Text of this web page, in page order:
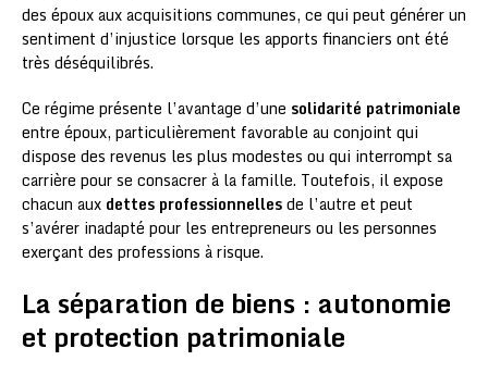
des époux aux acquisitions communes, ce qui peut générer un
sentiment d’injustice lorsque les apports financiers ont été
très déséquilibrés.
Ce régime présente l’avantage d’une solidarité patrimoniale
entre époux, particulièrement favorable au conjoint qui
dispose des revenus les plus modestes ou qui interrompt sa
carrière pour se consacrer à la famille. Toutefois, il expose
chacun aux dettes professionnellesde l’autre et peut
s’avérer inadapté pour les entrepreneurs ou les personnes
exerçant des professions à risque.
La séparation de biens : autonomie
et protection patrimoniale